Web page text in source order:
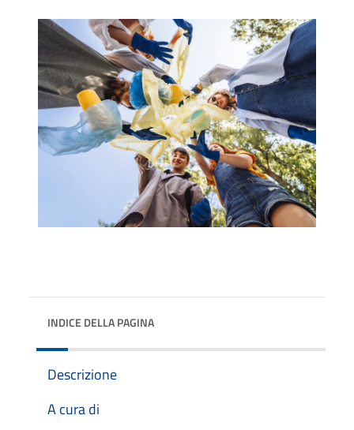
INDICE DELLA PAGINA
Descrizione
A cura di